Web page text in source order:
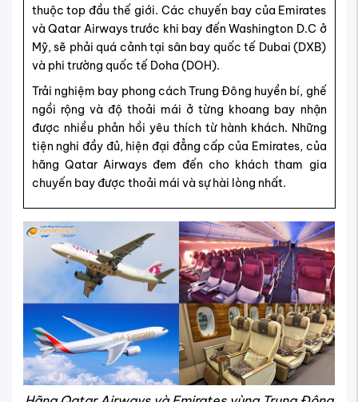
thuộc top đầu thế giới. Các chuyến bay của Emirates
và Qatar Airways trước khi bay đến Washington D.C ở
Mỹ, sẽ phải quá cảnh tại sân bay quốc tế Dubai (DXB)
và phi trường quốc tế Doha (DOH).
Trải nghiệm bay phong cách Trung Đông huyền bí, ghế
ngồi rộng và độ thoải mái ở từng khoang bay nhận
được nhiều phản hồi yêu thích từ hành khách. Những
tiện nghi đầy đủ, hiện đại đẳng cấp của Emirates, của
hãng Qatar Airways đem đến cho khách tham gia
chuyến bay được thoải mái và sự hài lòng nhất.